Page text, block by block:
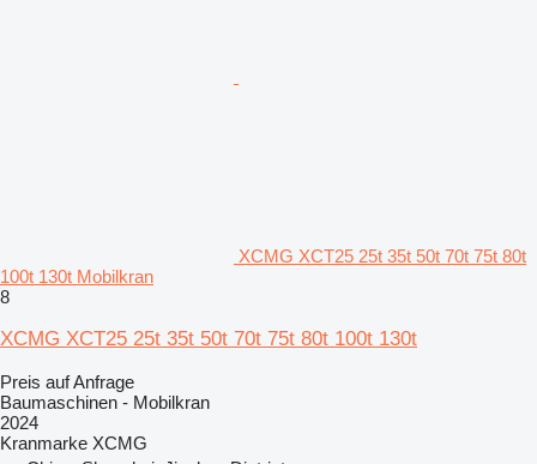
XCMG XCT25 25t 35t 50t 70t 75t 80t
100t 130t Mobilkran
8
XCMG XCT25 25t 35t 50t 70t 75t 80t 100t 130t
Preis auf Anfrage
Baumaschinen - Mobilkran
2024
Kranmarke XCMG